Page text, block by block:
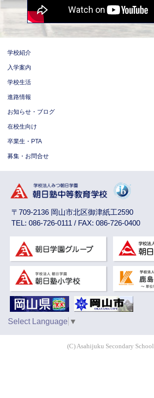
学校紹介
入学案内
学校生活
進路情報
お知らせ・ブログ
在校生向け
卒業生・PTA
募集・お問合せ
〒709-2136 岡山市北区御津紙工2590
TEL: 086-726-0111 / FAX: 086-726-0400
Select Language ▼
(C) Asahijuku Secondary School